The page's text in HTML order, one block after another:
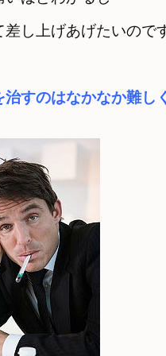
治すのはなかなか難し